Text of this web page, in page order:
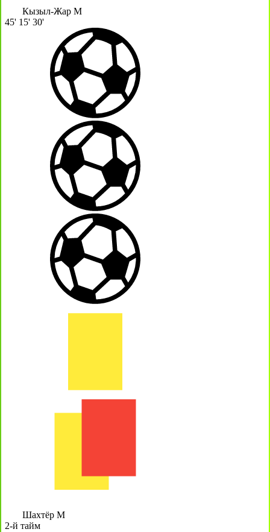
Кызыл-Жар М
45' 15' 30'
Шахтёр М
2-й тайм